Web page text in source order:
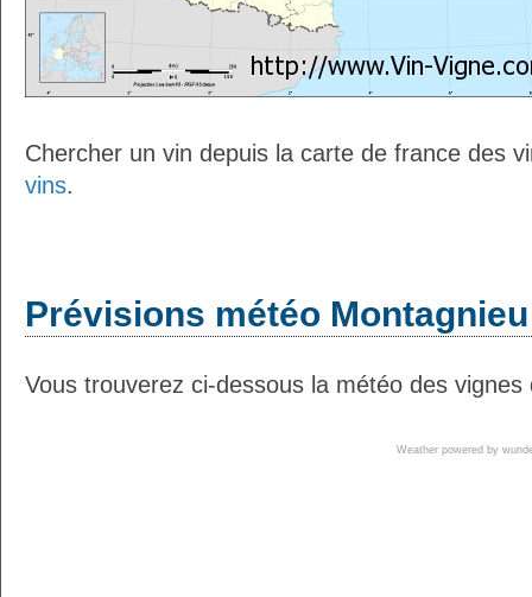
Chercher un vin depuis la carte de france des
vins.
Prévisions météo
Vous trouverez ci-dessous la météo des
Weather powered by